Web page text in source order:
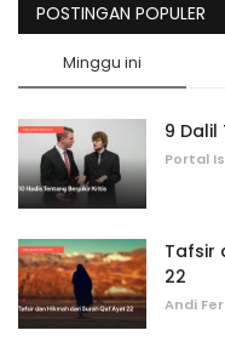
POSTINGAN POPULER
Minggu ini
9 Dalil
Portal
Tafsir
22
Andi